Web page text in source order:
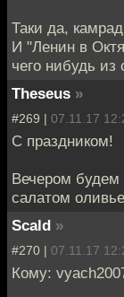
Таки да,
И "Ленин в
чего нибудь из
Theseus »
#269 | 07.11.17
С праздником!
Вечером будем
салатом
Scald »
#270 | 07.11.17
Кому: